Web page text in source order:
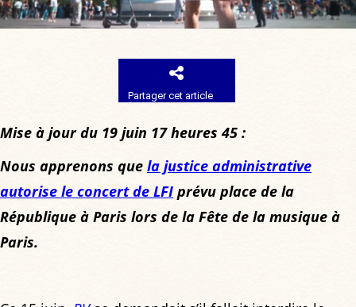
Partager cet article
Mise à jour du 19 juin 17 heures 45 :
Nous apprenons que la justice administrative
autorise le concert de LFI prévu place de la
République à Paris lors de la Fête de la musique à
Paris.